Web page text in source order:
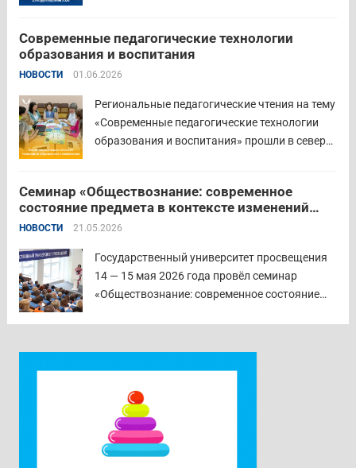
управления образованием для обсуждения
ключевых задач и развития системы
образования региона. Заместитель
Современные педагогические технологии
образования и воспитания
НОВОСТИ 01.06.2026
Региональные педагогические чтения на тему
«Современные педагогические технологии
образования и воспитания» прошли в северо-
Основная цель Педагогических чтений —
освещение тенденций учебно-
воспитательного процесса с учетом новых
образовательных стандартов через обмен...
Читать дальше
Семинар «Обществознание: современное
состояние предмета в контексте изменений
законодательства и введения единых
Государственном университете просвещения
НОВОСТИ 21.05.2026
Государственный университет просвещения
14 — 15 мая 2026 года провёл семинар
«Обществознание: современное состояние
Наталия Александровна Наумова отметила,
что...Читать дальше